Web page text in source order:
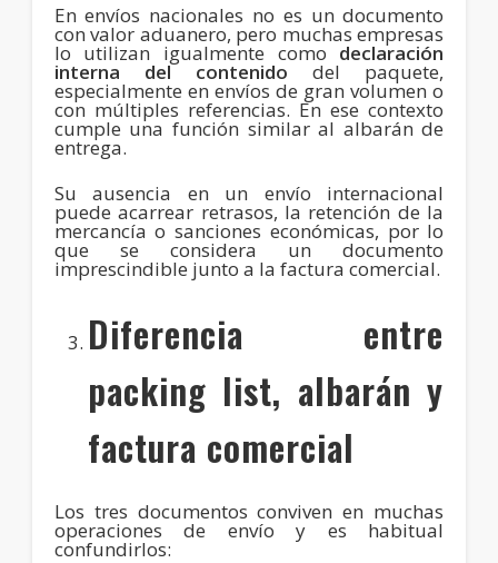
En envíos nacionales no es un documento
con valor aduanero, pero muchas empresas
lo utilizan igualmente como declaración
interna del contenido del paquete,
especialmente en envíos de gran volumen o
con múltiples referencias. En ese contexto
cumple una función similar al albarán de
entrega.
Su ausencia en un envío internacional
puede acarrear retrasos, la retención de la
mercancía o sanciones económicas, por lo
que se considera un documento
imprescindible junto a la factura comercial.
Diferencia entre
packing list, albarán y
factura comercial
Los tres documentos conviven en muchas
operaciones de envío y es habitual
confundirlos: